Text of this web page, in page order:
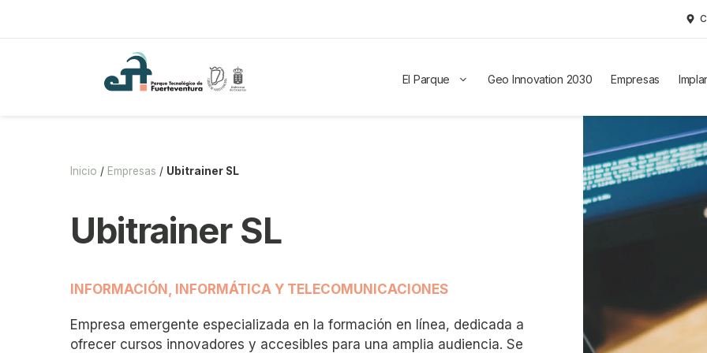
El Parque Geo Innovation 2030 Empresas
Inicio / Empresas / Ubitrainer SL
Ubitrainer SL
INFORMACIÓN, INFORMÁTICA Y TELECOMUNICACIONES
Empresa emergente especializada en la formación en línea, dedicada a
ofrecer cursos innovadores y accesibles para una amplia audiencia. Se